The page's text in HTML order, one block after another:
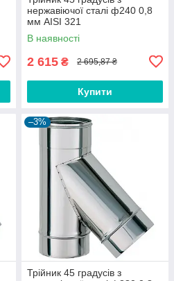
нержавіючої сталі ф240 0,8
мм AISI 321
В наявності
2 615 ₴ 2 695,87 ₴
Купити
–3%
Трійник 45 градусів з